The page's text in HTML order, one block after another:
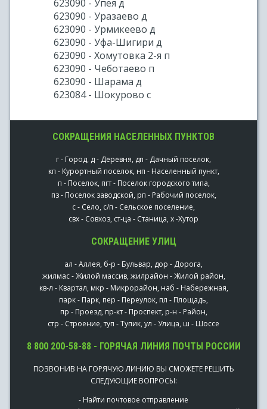
623090 - Упея д
623090 - Уразаево д
623090 - Урмикеево д
623090 - Уфа-Шигири д
623090 - Хомутовка 2-я п
623090 - Чеботаево п
623090 - Шарама д
623084 - Шокурово с
СОКРАЩЕНИЯ НАСЕЛЕННЫХ ПУНКТОВ
г - Город, д - Деревня, дп - Дачный поселок,
кп - Курортный поселок, нп - Населенный пункт,
п - Поселок, пгт - Поселок городского типа,
пз - Поселок заводской, рп - Рабочий поселок,
с - Село, с/п - Сельское поселение,
свх - Совхоз, ст-ца - Станица, х -Хутор
СОКРАЩЕНИЕ УЛИЦ
ал - Аллея, б-р - Бульвар, дор - Дорога,
жилмас - Жилой массив, жилрайон - Жилой район,
кв-л - Квартал, мкр - Микрорайон, наб - Набережная,
парк - Парк, пер - Переулок, пл - Площадь,
пр - Проезд, пр-кт - Проспект, р-н - Район,
стр - Строение, туп - Тупик, ул - Улица, ш - Шоссе
8 800 200-58-88 - ГОРЯЧАЯ ЛИНИЯ ПОЧТЫ РОССИИ
ПОЗВОНИВ НА ГОРЯЧУЮ ЛИНИЮ ВЫ СМОЖЕТЕ РЕШИТЬ
СЛЕДУЮЩИЕ ВОПРОСЫ:
- Найти почтовое отправление